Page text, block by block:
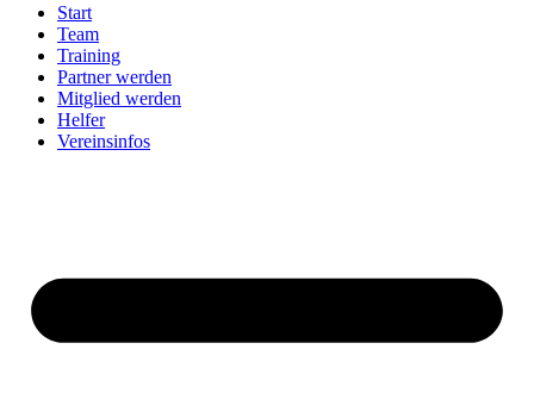
Start
Team
Training
Partner werden
Mitglied werden
Helfer
Vereinsinfos